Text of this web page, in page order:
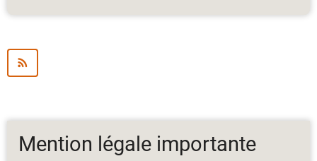
Mention légale importante